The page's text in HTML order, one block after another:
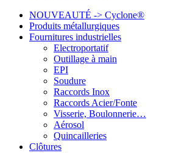
NOUVEAUTÉ -> Cyclone®
Produits métallurgiques
Fournitures industrielles
Electroportatif
Outillage à main
EPI
Soudure
Raccords Inox
Raccords Acier/Fonte
Visserie, Boulonnerie…
Aérosol
Quincailleries
Clôtures